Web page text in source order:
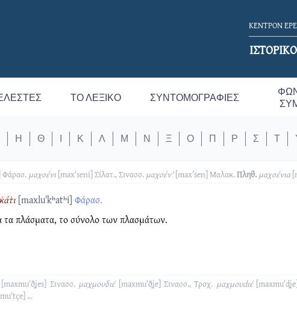
ΚΕΝΤΡΟΝ
ΤΟ ΛΕΞΙΚΌ ΣΥΝΤΟΜΟΓΡΑΦΊΕΣ
Η Θ Κ Λ Μ Ν Ξ Ο Π Ρ Σ Τ
Φάρασ. μαχσένι [maxˈseni] Σίλατ., Σινασσ. μαχσέν' [maxʹsen] Μαλακ.Πληθ. μαχσένια
[maxluˈkʰatʰi] Φάρασ.
τα πλάσματα, το σύνολο των πλασμάτων.
[maxmuˈðʝes] Σινασσ. μαχμουδιέ [maxmuˈðʝe] Σινασσ., Τροχ. μαχμουdιέ [maxmuˈdʝe]
...